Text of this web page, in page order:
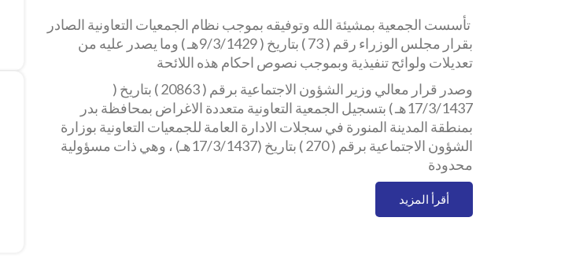
تأسست الجمعية بمشيئة الله وتوفيقه بموجب نظام الجمعيات التعاونية الصادر
بقرار مجلس الوزراء رقم ( 73 ) بتاريخ ( 9/3/1429هـ ) وما يصدر عليه من
تعديلات ولوائح تنفيذية وبموجب نصوص احكام هذه اللائحة
وصدر قرار معالي وزير الشؤون الاجتماعية برقم ( 20863 ) بتاريخ (
17/3/1437هـ ) بتسجيل الجمعية التعاونية متعددة الاغراض بمحافظة بدر
بمنطقة المدينة المنورة في سجلات الادارة العامة للجمعيات التعاونية بوزارة
الشؤون الاجتماعية برقم ( 270 ) بتاريخ (17/3/1437هـ) ، وهي ذات مسؤولية
محدودة
أقرأ المزيد